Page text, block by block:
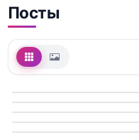
Посты